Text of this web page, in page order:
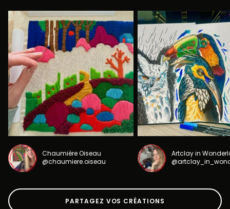
Chaumière Oiseau
@chaumiere.oiseau
Artclay in
PARTAGEZ VOS CRÉATIONS